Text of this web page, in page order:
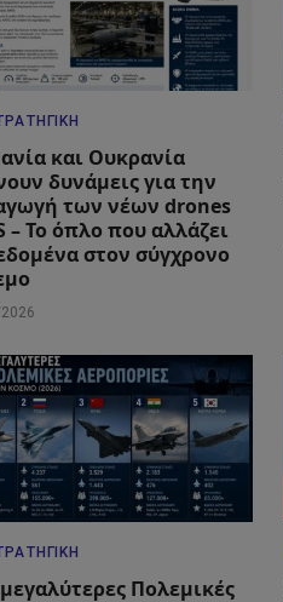
και Ουκρανία
δυνάμεις για την
των νέων drones
– Το όπλο που αλλάζει
στον σύγχρονο
Πολεμικές